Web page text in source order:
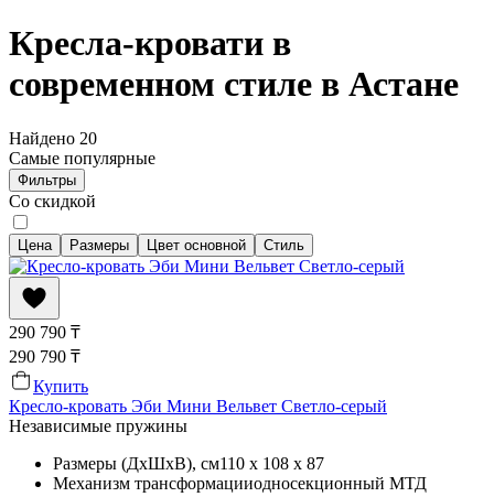
Кресла-кровати в
современном стиле в Астане
Найдено 20
Самые популярные
Фильтры
Со скидкой
Цена Размеры Цвет основной Стиль
290 790 ₸
290 790 ₸
Купить
Кресло-кровать Эби Мини Вельвет Светло-серый
Независимые пружины
Размеры (ДхШхВ), см110 x 108 x 87
Механизм трансформацииодносекционный МТД